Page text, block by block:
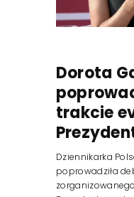
Dorota
trakcie
Dziennikarka
poprowadziła